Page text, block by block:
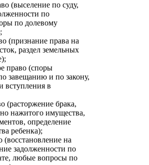
(выселение по суду,
по
по долевому
(признание права на
раздел земельных
право (споры
завещанию и по закону,
вступления в
(расторжение брака,
нажитого имущества,
определение
ребенка);
(восстановление на
задолженности по
любые вопросы по